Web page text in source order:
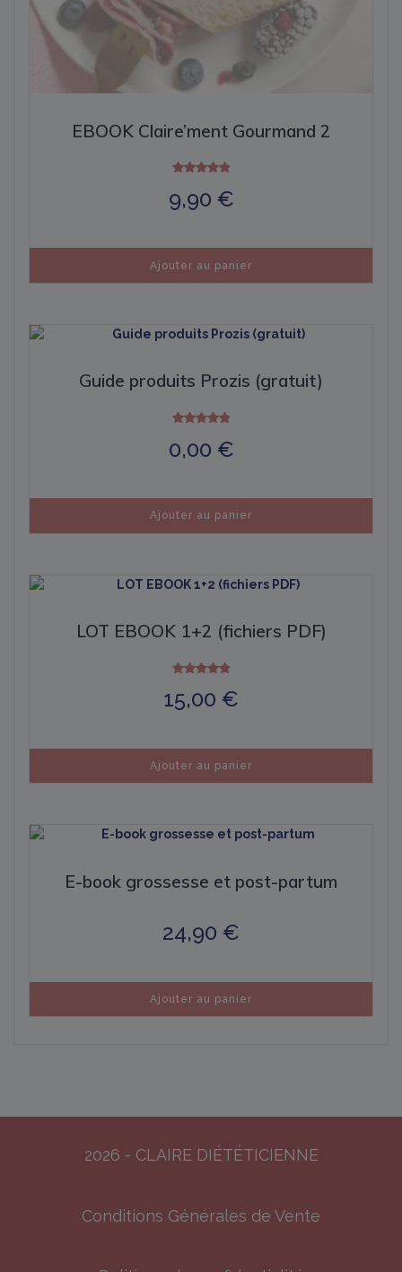
EBOOK Claire’ment Gourmand 2
5.00
sur 5
9,90 €
Ajouter au panier
Guide produits Prozis (gratuit)
5.00
sur 5
0,00 €
Ajouter au panier
LOT EBOOK 1+2 (fichiers PDF)
5.00
sur 5
15,00 €
Ajouter au panier
E-book grossesse et post-partum
24,90 €
Ajouter au panier
2026 - CLAIRE DIÉTÉTICIENNE
Conditions Générales de Vente